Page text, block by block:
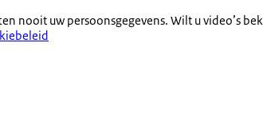
nooit uw persoonsgegevens. Wilt u video’s